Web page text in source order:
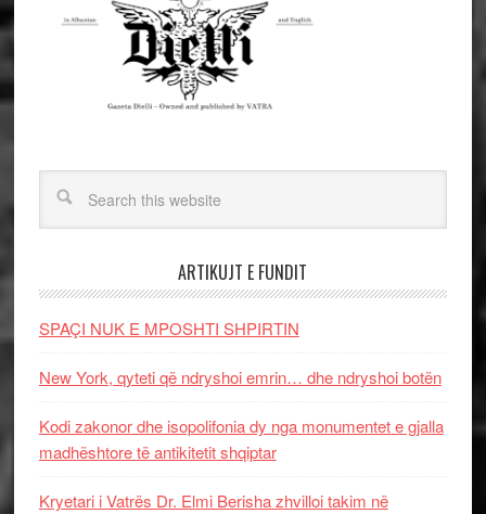
ARTIKUJT E FUNDIT
SPAÇI NUK E MPOSHTI SHPIRTIN
New York, qyteti që ndryshoi emrin… dhe ndryshoi botën
Kodi zakonor dhe isopolifonia dy nga monumentet e gjalla
madhështore të antikitetit shqiptar
Kryetari i Vatrës Dr. Elmi Berisha zhvilloi takim në